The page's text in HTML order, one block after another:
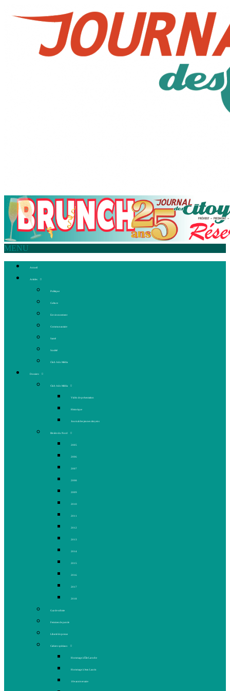
MENU
Accueil
Articles
Politique
Culture
Environnement
Communautaire
Santé
Société
Club Ado Média
Dossiers
Club Ado Média
Vidéo de présentation
Historique
Journal des jeunes citoyens
Rivière du Nord
2005
2006
2007
2008
2009
2010
2011
2012
2013
2014
2015
2016
2017
2018
Gaz de schiste
Femmes de parole
Liberté de presse
Cahiers spéciaux
Hommage à Élie Laroche
Hommage à Jean Laurin
10e anniversaire